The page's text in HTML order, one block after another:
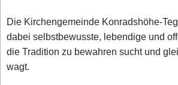
Die Kirchengemeinde Konradshöhe-
dabei selbstbewusste, lebendige und
die Tradition zu bewahren sucht und
wagt.